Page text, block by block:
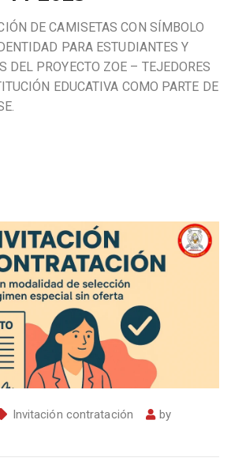
DE CAMISETAS CON SÍMBOLO
PARA ESTUDIANTES Y
DEL PROYECTO ZOE – TEJEDORES
EDUCATIVA COMO PARTE DE
Invitación contratación
by